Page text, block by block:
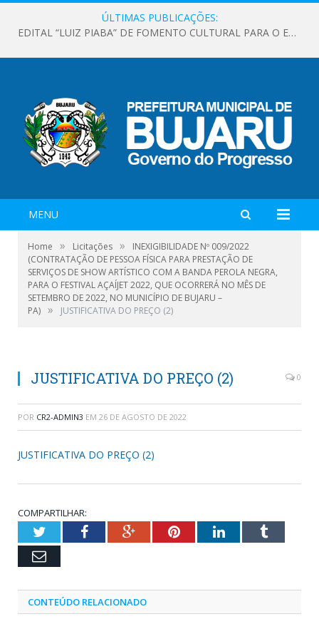
ÚLTIMAS PUBLICAÇÕES:
EDITAL “LUIZ PIABA” DE FOMENTO CULTURAL PARA O EVENTO “FORROZÃO BUJARUENSE”
MENU
Home » Licitações »
INEXIGIBILIDADE Nº 009/2022
(CONTRATAÇÃO DE PESSOA FÍSICA PARA PRESTAÇÃO DE
SERVIÇOS DE SHOW ARTÍSTICO COM A BANDA PEROLA NEGRA,
PARA O FESTIVAL AÇAÍJET 2022, QUE OCORRERÁ NO MÊS DE
SETEMBRO DE 2022, NO MUNICÍPIO DE BUJARU –
PA) » JUSTIFICATIVA DO PREÇO (2)
JUSTIFICATIVA DO PREÇO (2) 0
POR CR2-ADMIN3 EM 26 DE AGOSTO DE 2022
JUSTIFICATIVA DO PREÇO (2)
COMPARTILHAR:
TwitterFacebookGoogle+PinterestLinkedInTumblr
Email
CONTEÚDO RELACIONADO